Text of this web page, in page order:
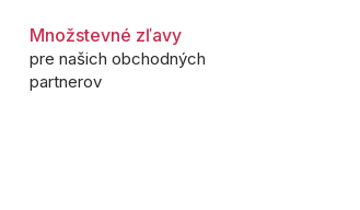
Množstevné zľavy
pre našich obchodných
partnerov